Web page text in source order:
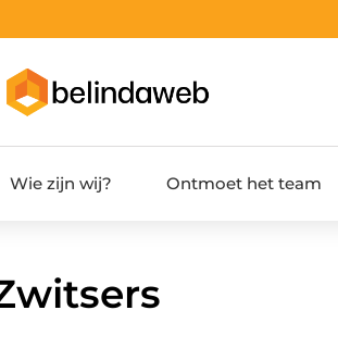
Wie zijn wij? Ontmoet het team